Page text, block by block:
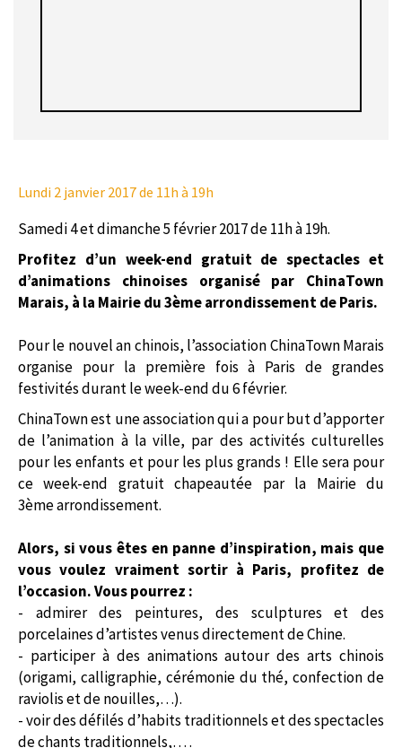
Lundi 2 janvier 2017de 11h à 19h
Samedi 4 et dimanche 5 février 2017 de 11h à 19h.
Profitez d’un week-end gratuit de spectacles et
d’animations chinoises organisé par ChinaTown
Marais, à la Mairie du 3ème arrondissement de Paris.
Pour le nouvel an chinois, l’association ChinaTown Marais
organise pour la première fois à Paris de grandes
festivités durant le week-end du 6 février.
ChinaTown est une association qui a pour but d’apporter
de l’animation à la ville, par des activités culturelles
pour les enfants et pour les plus grands ! Elle sera pour
ce week-end gratuit chapeautée par la Mairie du
3ème arrondissement.
Alors, si vous êtes en panne d’inspiration, mais que
vous voulez vraiment sortir à Paris, profitez de
l’occasion. Vous pourrez :
- admirer des peintures, des sculptures et des
porcelaines d’artistes venus directement de Chine.
- participer à des animations autour des arts chinois
(origami, calligraphie, cérémonie du thé, confection de
raviolis et de nouilles,…).
- voir des défilés d’habits traditionnels et des spectacles
de chants traditionnels,… .